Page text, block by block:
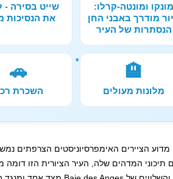
מונקו ומונטה-קרלו:
מודרך באבני החן
הנסתרות של העיר
שייט בסירה -
את הנסיכות
🏨
מלונות מעולים
🚗
השכרת
מדוע הציירים האימפרסיוניסטים הצרפתים
תיכוני המדהים שלה, העיר הציורית הזו